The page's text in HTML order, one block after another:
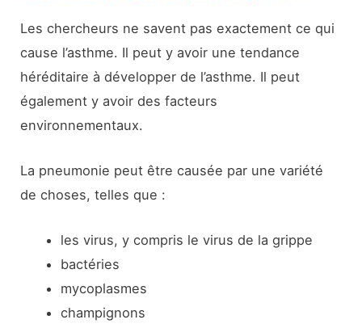
Les chercheurs ne savent pas exactement ce qui
cause l’asthme. Il peut y avoir une tendance
héréditaire à développer de l’asthme. Il peut
également y avoir des facteurs
environnementaux.
La pneumonie peut être causée par une variété
de choses, telles que :
les virus, y compris le virus de la grippe
bactéries
mycoplasmes
champignons